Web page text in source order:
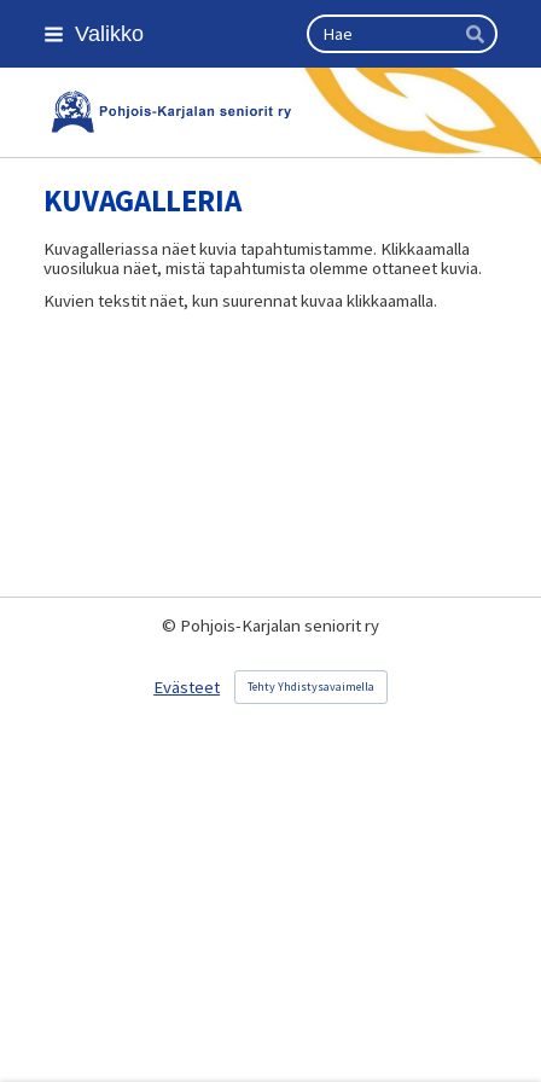
Siirry
sivun
Valikko Haku
Hae
Kansallinen senioriliitto
KUVAGALLERIA
Kuvagalleriassa näet kuvia tapahtumistamme. Klikkaamalla
vuosilukua näet, mistä tapahtumista olemme ottaneet kuvia.
Kuvien tekstit näet, kun suurennat kuvaa klikkaamalla.
© Pohjois-Karjalan seniorit ry
Evästeet Tehty Yhdistysavaimella